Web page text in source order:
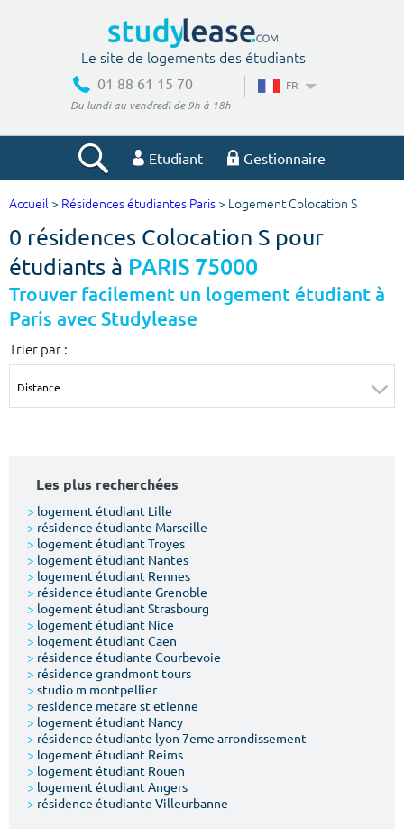
Le site de logements des étudiants
01 88 61 15 70
Du lundi au vendredi de 9h à 18h
FR
Etudiant Gestionnaire
Votre recherche
Ville, école
Type de location
Votre date d'entrée
Accueil > Résidences étudiantes Paris > Logement Colocation S
0 résidences Colocation S pour
étudiants à PARIS 75000
Trouver facilement un logement étudiant à
Paris avec Studylease
Trier par :
Les plus recherchées
> logement étudiant Lille
> résidence étudiante Marseille
> logement étudiant Troyes
> logement étudiant Nantes
> logement étudiant Rennes
> résidence étudiante Grenoble
> logement étudiant Strasbourg
> logement étudiant Nice
> logement étudiant Caen
> résidence étudiante Courbevoie
> résidence grandmont tours
> studio m montpellier
> residence metare st etienne
> logement étudiant Nancy
> résidence étudiante lyon 7eme arrondissement
> logement étudiant Reims
> logement étudiant Rouen
> logement étudiant Angers
> résidence étudiante Villeurbanne